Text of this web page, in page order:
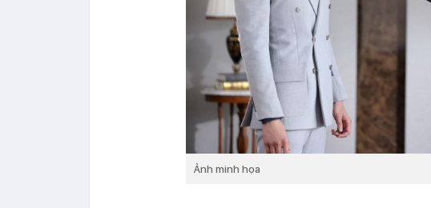
Ảnh minh họa